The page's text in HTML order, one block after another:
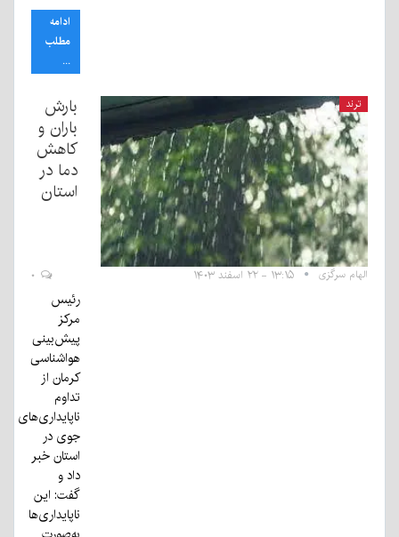
ادامه
مطلب
...
ترند
بارش
باران و
کاهش
دما در
استان
الهام سرگزی ۱۳:۱۵ - ۲۲ اسفند ۱۴۰۳
رئیس
مرکز
پیش‌بینی
هواشناسی
کرمان از
تداوم
ناپایداری‌های
جوی در
استان خبر
داد و
گفت: این
ناپایداری‌ها